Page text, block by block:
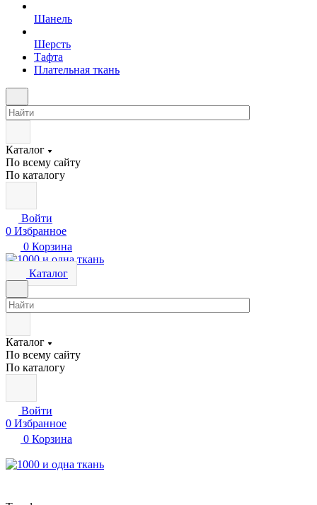
Шанель
Шерсть
Тафта
Плательная ткань
Каталог
По всему сайту
По каталогу
Войти
0 Избранное
0 Корзина
Каталог
Каталог
По всему сайту
По каталогу
Войти
0 Избранное
0 Корзина